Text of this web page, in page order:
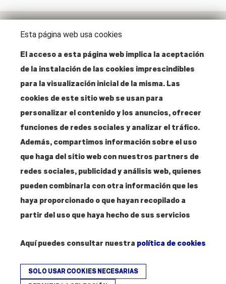
Dirección
28012 Madrid
Contacto
T. 915 304 287
info@amigosmuseoreinasofia.org
Hazte
Amigo
Esta página web usa cookies
El acceso a esta página web implica la aceptación
de la instalación de las cookies imprescindibles
para la visualización inicial de la misma. Las
cookies de este sitio web se usan para
personalizar el contenido y los anuncios, ofrecer
funciones de redes sociales y analizar el tráfico.
Además, compartimos información sobre el uso
que haga del sitio web con nuestros partners de
redes sociales, publicidad y análisis web, quienes
pueden combinarla con otra información que les
haya proporcionado o que hayan recopilado a
partir del uso que haya hecho de sus servicios
Aquí puedes consultar nuestra política de cookies
SOLO USAR COOKIES NECESARIAS